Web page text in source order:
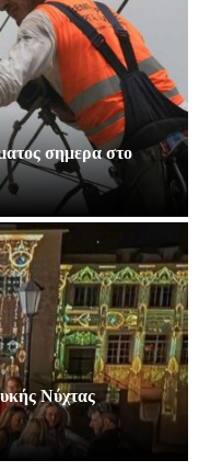
σημερα στο
Νύχτας